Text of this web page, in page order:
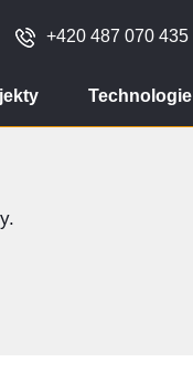
+420 487 070 435
Technologie